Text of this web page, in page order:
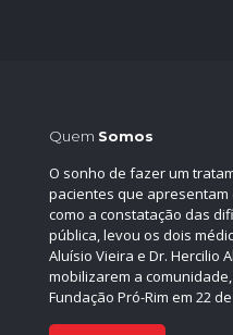
Quem Somos
O sonho de fazer um
pacientes que apresentam
como a constatação das
pública, levou os dois
Aluísio Vieira e Dr. Hercilio
mobilizarem a
Fundação Pró-Rim em 22